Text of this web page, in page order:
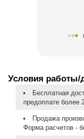
Условия работы/
Бесплатная
предоплате более
Продажа
Форма расчетов -